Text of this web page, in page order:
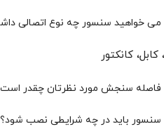
می خواهید سنسور چه نوع اتصالی
کانکتور
فاصله سنجش مورد نظرتان چقدر
سنسور باید در چه شرایطی نصب شود؟